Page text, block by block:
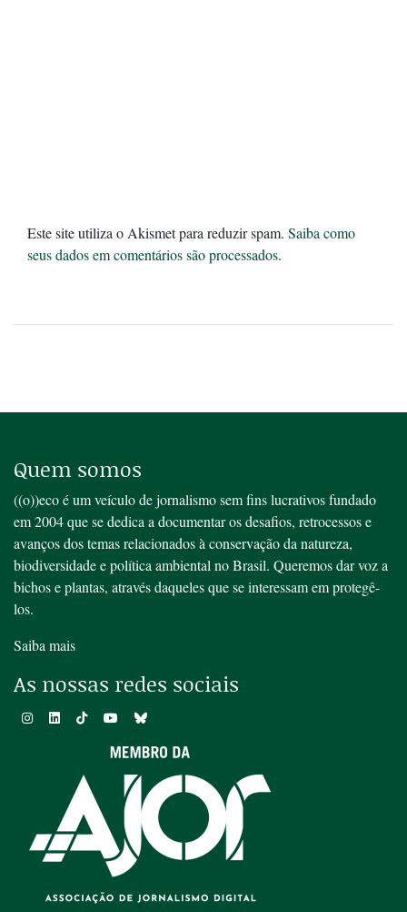
Este site utiliza o Akismet para reduzir spam. Saiba como
seus dados em comentários são processados.
Quem somos
((o))eco é um veículo de jornalismo sem fins lucrativos fundado
em 2004 que se dedica a documentar os desafios, retrocessos e
avanços dos temas relacionados à conservação da natureza,
biodiversidade e política ambiental no Brasil. Queremos dar voz a
bichos e plantas, através daqueles que se interessam em protegê-
los.
Saiba mais
As nossas redes sociais